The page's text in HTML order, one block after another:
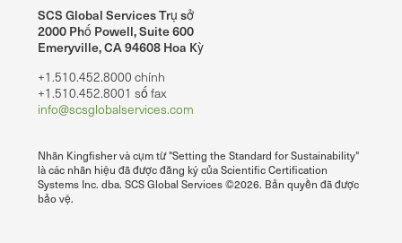
SCS Global Services Trụ sở
2000 Phố Powell, Suite 600
Emeryville, CA 94608 Hoa Kỳ
+1.510.452.8000 chính
+1.510.452.8001 số fax
info@scsglobalservices.com
Nhãn Kingfisher và cụm từ "Setting the Standard for Sustainability"
là các nhãn hiệu đã được đăng ký của Scientific Certification
Systems Inc. dba. SCS Global Services ©2026. Bản quyền đã được
bảo vệ.